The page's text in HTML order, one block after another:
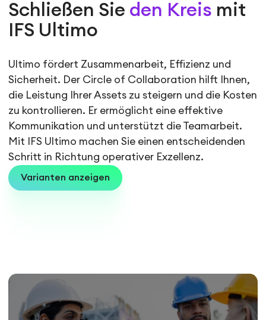
Schließen Sie den Kreis mit
IFS Ultimo
Ultimo fördert Zusammenarbeit, Effizienz und
Sicherheit. Der Circle of Collaboration hilft Ihnen,
die Leistung Ihrer Assets zu steigern und die Kosten
zu kontrollieren. Er ermöglicht eine effektive
Kommunikation und unterstützt die Teamarbeit.
Mit IFS Ultimo machen Sie einen entscheidenden
Schritt in Richtung operativer Exzellenz.
Varianten anzeigen